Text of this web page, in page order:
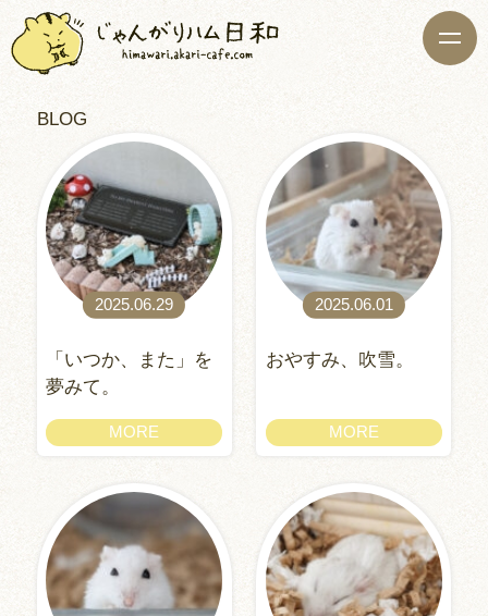
BLOG
2025.06.29
「いつか、また」を
夢みて。
MORE
2025.06.01
おやすみ、吹雪。
MORE